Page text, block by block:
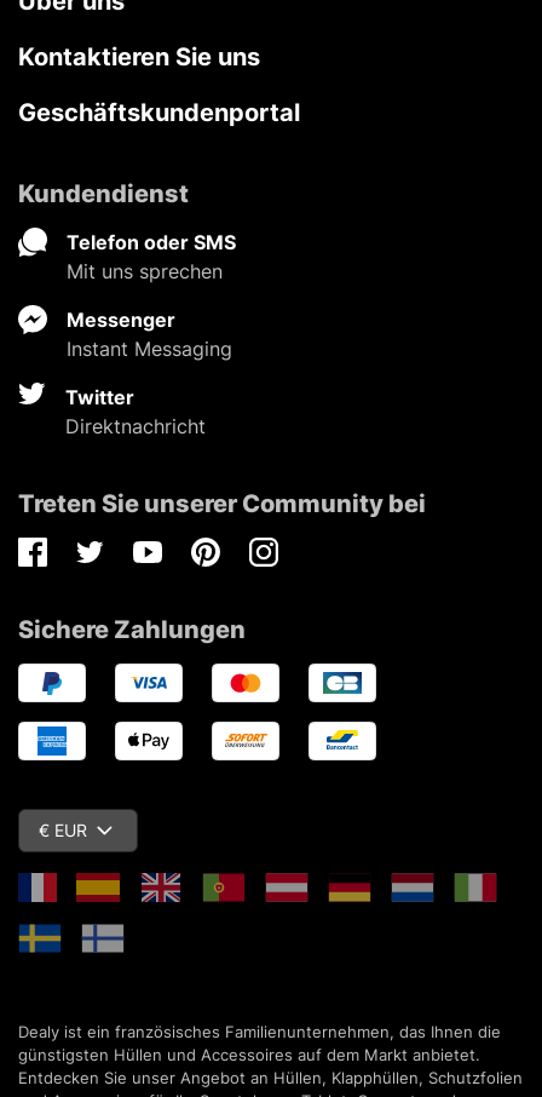
Kontaktieren Sie uns
Geschäftskundenportal
Kundendienst
Telefon oder SMS
Mit uns sprechen
Messenger
Instant Messaging
Twitter
Direktnachricht
Treten Sie unserer Community bei
FacebookTwitterYoutubePinterestInstagram
Sichere Zahlungen
€ EUR
Dealy ist ein französisches Familienunternehmen, das Ihnen die
günstigsten Hüllen und Accessoires auf dem Markt anbietet.
Entdecken Sie unser Angebot an Hüllen, Klapphüllen, Schutzfolien